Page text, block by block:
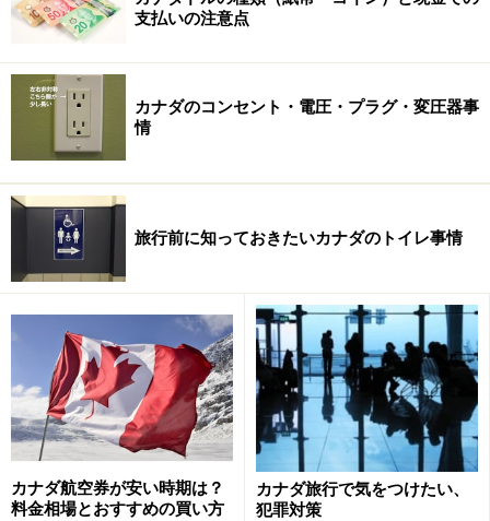
支払いの注意点
カナダのコンセント・電圧・プラグ・変圧器事
情
旅行前に知っておきたいカナダのトイレ事情
カナダ航空券が安い時期は？
料金相場とおすすめの買い方
カナダ旅行で気をつけたい、
犯罪対策